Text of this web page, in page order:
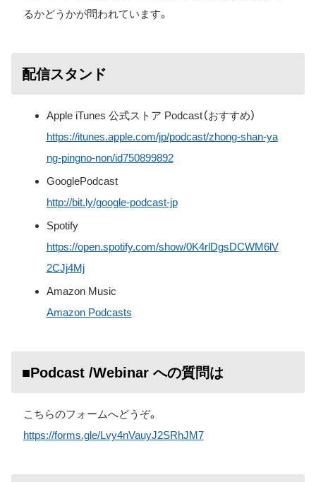
るかどうかが問われています。
配信スタンド
Apple iTunes 公式ストア Podcast（おすすめ）
https://itunes.apple.com/jp/podcast/zhong-shan-ya
ng-pingno-non/id750899892
GooglePodcast
http://bit.ly/google-podcast-jp
Spotify
https://open.spotify.com/show/0K4rlDgsDCWM6lV
2CJj4Mj
Amazon Music
Amazon Podcasts
■Podcast /Webinar への質問は
こちらのフォームへどうぞ。
https://forms.gle/Lvy4nVauyJ2SRhJM7